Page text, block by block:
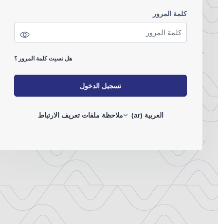
كلمة المرور
كلمة المرور
هل نسيت كلمة المرور ؟
تسجيل الدخول
العربية ‎(ar)‎ ملاحظة ملفات تعريف الارتباط